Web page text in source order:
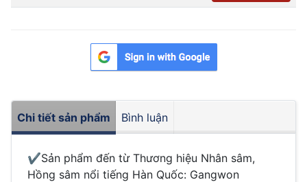
Chi tiết sản phẩm Bình luận
✔️Sản phẩm đến từ Thương hiệu Nhân sâm,
Hồng sâm nổi tiếng Hàn Quốc: Gangwon